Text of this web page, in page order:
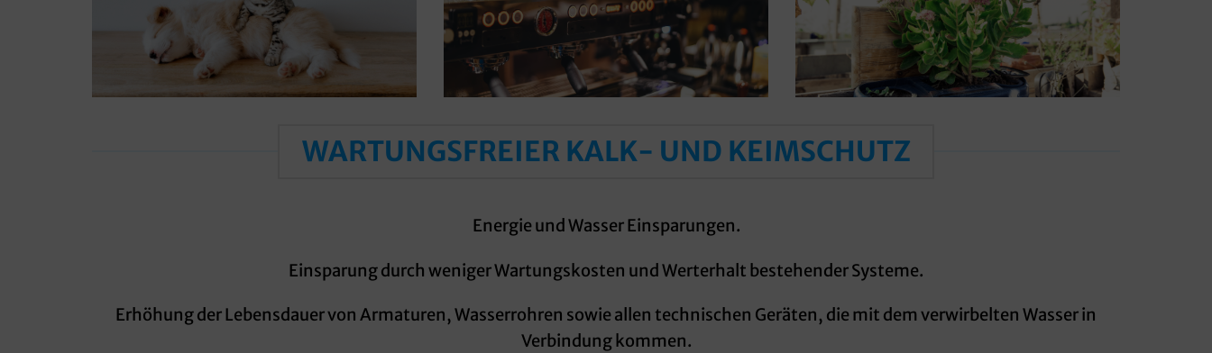
WARTUNGSFREIER KALK- UND KEIMSCHUTZ
Energie und Wasser Einsparungen.
Einsparung durch weniger Wartungskosten und Werterhalt bestehender Systeme.
Erhöhung der Lebensdauer von Armaturen, Wasserrohren sowie allen technischen Geräten, die mit dem verwirbelten Wasser in
Verbindung kommen.